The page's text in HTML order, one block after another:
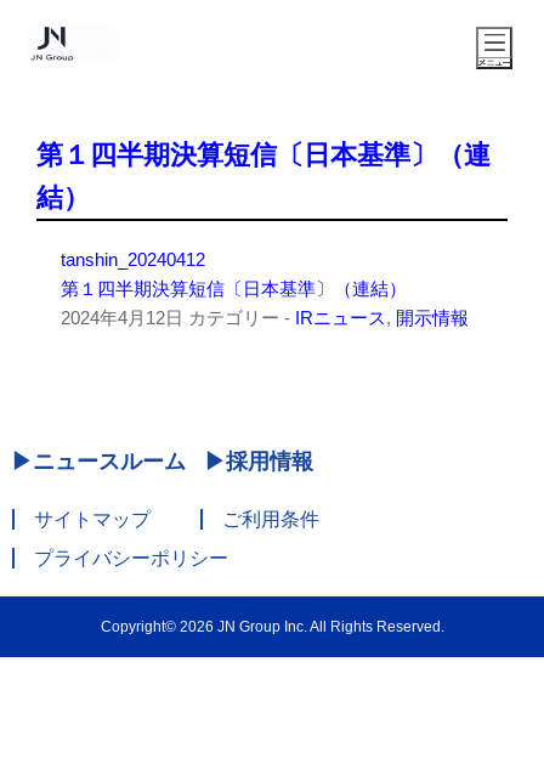
第１四半期決算短信〔日本基準〕（連
結）
tanshin_20240412
第１四半期決算短信〔日本基準〕（連結）
2024年4月12日 カテゴリー - IRニュース, 開示情報
ニュースルーム 採用情報
サイトマップ
ご利用条件
プライバシーポリシー
Copyright© 2026 JN Group Inc. All Rights Reserved.